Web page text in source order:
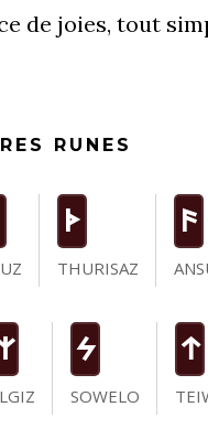
de joies, tout
RUNES
T
THURISAZ
a
S
SOWELO
t